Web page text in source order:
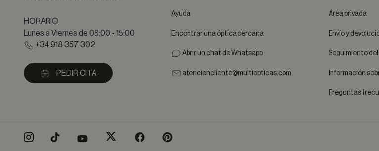
HORARIO
Lunes a Viernes de 08:00 - 15:00
+34 918 357 302
PEDIR CITA
Ayuda
Encontrar una óptica cercana
Abrir un chat de Whatsapp
atencioncliente@multiopticas.com
Área privada
Envío y
Seguimiento del
Información
Preguntas